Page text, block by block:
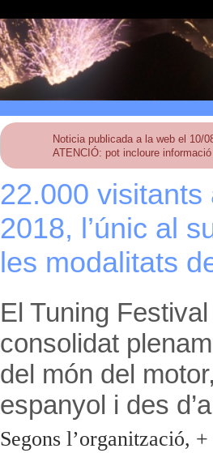
Noticia publicada a la web el 10/
ATENCIÓ: pot incloure
22.000
2018, l’únic al
les modalitats
El Tuning
consolidat
del món del
espanyol i des
Segons l’organització,